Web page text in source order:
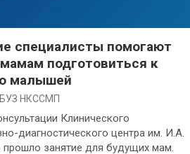
специалисты помогают
подготовиться к
малышей
НКССМП
Клинического
диагностического центра им. И.А.
прошло занятие для будущих мам.